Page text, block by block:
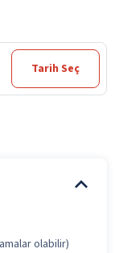
Tarih Seç
olabilir)